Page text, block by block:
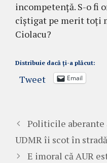
incompetență. S-o fi
cîștigat pe merit toți
Ciolacu?
Distribuie dacă ți-a plăcut:
Tweet Email
Politicile aberante
UDMR îi scot în
E imoral că AUR